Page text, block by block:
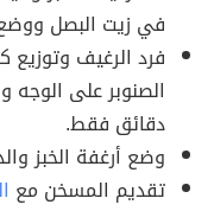
في زيت البصل
فرد الرغيف وتوزيع
الصنوبر على الوجه
دقائق فقط.
وضع أرغفة الخبز
تقديم المسخن مع